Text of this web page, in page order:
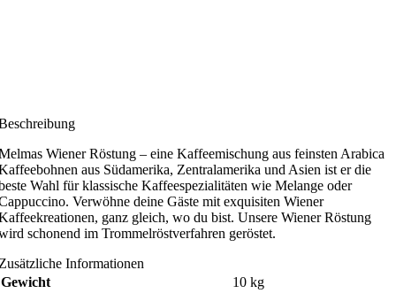
Wiener Röstung – eine Kaffeemischung aus feinsten Arabica
aus Südamerika, Zentralamerika und Asien ist er die
Wahl für klassische Kaffeespezialitäten wie Melange oder
Verwöhne deine Gäste mit exquisiten Wiener
ganz gleich, wo du bist. Unsere Wiener Röstung
schonend im Trommelröstverfahren geröstet.
Informationen
Gewicht
10 kg